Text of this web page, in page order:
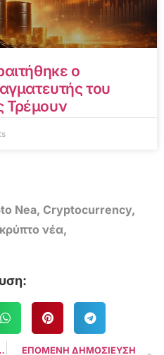
ο
του
Τρέμουν
Nea, Cryptocurrency,
κρύπτο νέα,
ΕΠΟΜΕΝΗ ΔΗΜΟΣΙΕΥΣΗ